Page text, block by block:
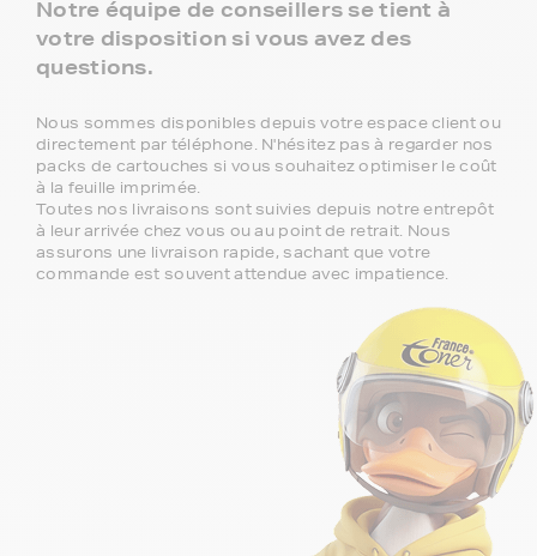
Notre équipe de conseillers se tient à
votre disposition si vous avez des
questions.
Nous sommes disponibles depuis votre espace client ou
directement par téléphone. N'hésitez pas à regarder nos
packs de cartouches si vous souhaitez optimiser le coût
à la feuille imprimée.
Toutes nos livraisons sont suivies depuis notre entrepôt
à leur arrivée chez vous ou au point de retrait. Nous
assurons une livraison rapide, sachant que votre
commande est souvent attendue avec impatience.